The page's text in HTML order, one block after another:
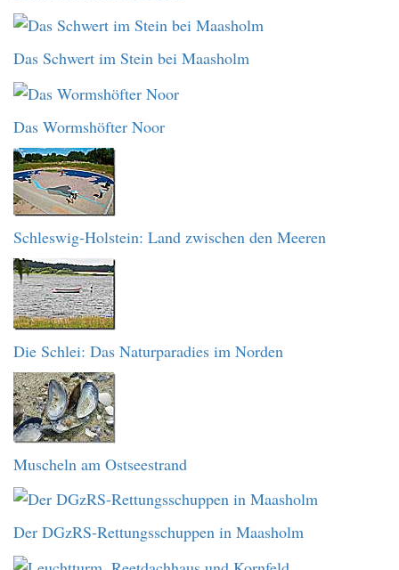
Das Schwert im Stein bei Maasholm
Das Wormshöfter Noor
Schleswig-Holstein: Land zwischen den Meeren
Die Schlei: Das Naturparadies im Norden
Muscheln am Ostseestrand
Der DGzRS-Rettungsschuppen in Maasholm